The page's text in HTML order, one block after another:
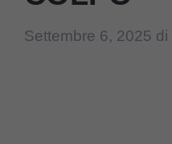
Settembre 6, 2025 di